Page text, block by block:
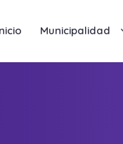
Municipalidad